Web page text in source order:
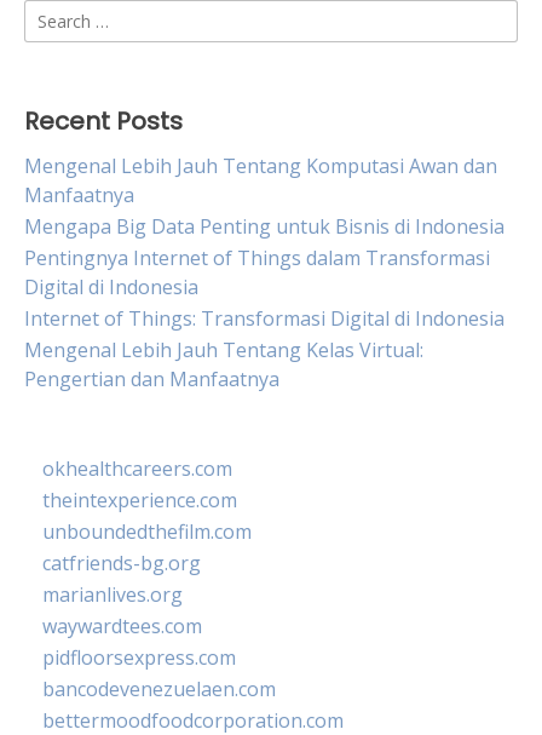
Search
for:
Recent Posts
Mengenal Lebih Jauh Tentang Komputasi Awan dan
Manfaatnya
Mengapa Big Data Penting untuk Bisnis di Indonesia
Pentingnya Internet of Things dalam Transformasi
Digital di Indonesia
Internet of Things: Transformasi Digital di Indonesia
Mengenal Lebih Jauh Tentang Kelas Virtual:
Pengertian dan Manfaatnya
okhealthcareers.com
theintexperience.com
unboundedthefilm.com
catfriends-bg.org
marianlives.org
waywardtees.com
pidfloorsexpress.com
bancodevenezuelaen.com
bettermoodfoodcorporation.com